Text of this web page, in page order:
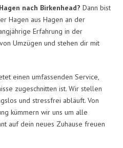
nach Birkenhead? Dann bist
Hagen aus Hagen an der
Erfahrung in der
Umzügen und stehen dir mit
einen umfassenden Service,
zugeschnitten ist. Wir stellen
und stressfrei abläuft. Von
kümmern wir uns um alle
auf dein neues Zuhause freuen